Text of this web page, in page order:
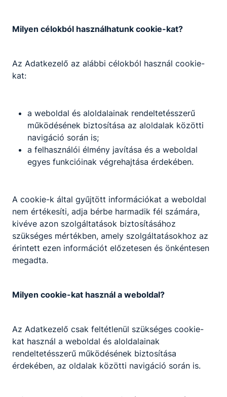
vizsgázók államilag elismert szakképesítést
Igen. Az első két szakma megszerzését
felnőttképzési jogviszonyban is ingyenesen
biztosítja az állami szakképző intézmény és
az együttműködési megállapodással
rendelkező nem állami szakképző intézmény
az első képesítő vizsga letételéig
térítésmentesen tanulhatnak azok, akik még
nem rendelkeznek az új szakképzési
rendszerben szerzett szakképesítéssel
államilag elismert szakképesítést szerezni?
szakmai oktatást, mind a szakmai képzést
rugalmasan, akár munka mellett, rövid idő
alatt szervezik meg, gyakran az esti órákban,
akár hétvégén is. Az egyes intézmények
Milyen célokból használhatunk cookie-kat?
Az Adatkezelő az alábbi célokból használ cookie-
kat:
a weboldal és aloldalainak rendeltetésszerű
működésének biztosítása az aloldalak közötti
navigáció során is;
a felhasználói élmény javítása és a weboldal
egyes funkcióinak végrehajtása érdekében.
A cookie-k által gyűjtött információkat a weboldal
nem értékesíti, adja bérbe harmadik fél számára,
kivéve azon szolgáltatások biztosításához
szükséges mértékben, amely szolgáltatásokhoz az
érintett ezen információt előzetesen és önkéntesen
megadta.
Milyen cookie-kat használ a weboldal?
Az Adatkezelő csak feltétlenül szükséges cookie-
kat használ a weboldal és aloldalainak
rendeltetésszerű működésének biztosítása
érdekében, az oldalak közötti navigáció során is.